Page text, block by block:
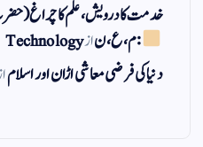
خدمت کا درویش، علم کا
: م ، ع ، نازTechnology
دنیا کی فرضی معاشی اڑان اور اسلام